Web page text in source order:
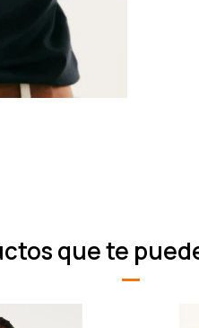
que te